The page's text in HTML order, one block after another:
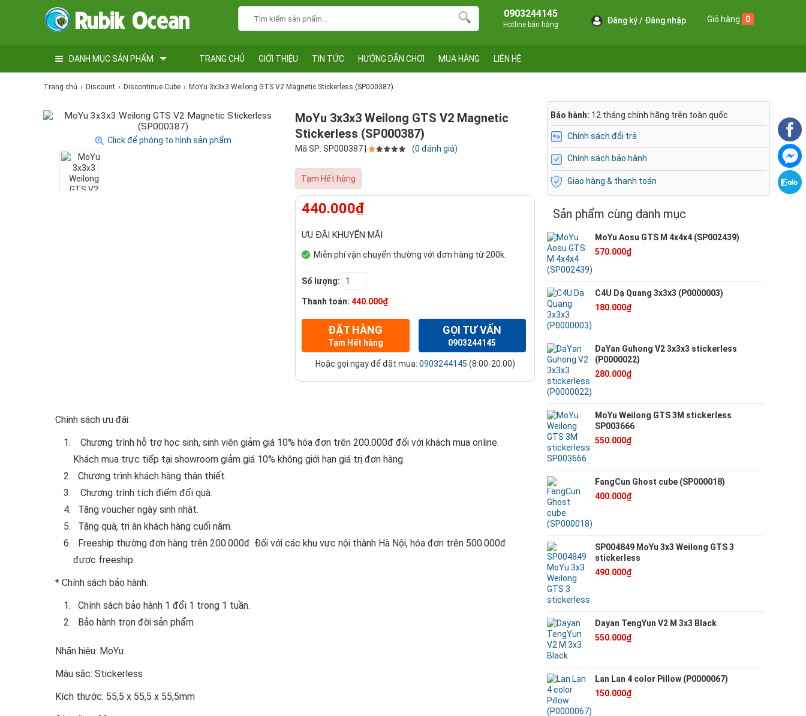
0903244145
Hotline bán hàng Đăng ký Đăng nhập Giỏ hàng 0
DANH MỤC SẢN PHẨM TRANG CHỦ GIỚI THIỆU TIN TỨC HƯỚNG DẪN CHƠI MUA HÀNG LIÊN HỆ
Trang chủ Discount Discontinue Cube MoYu 3x3x3 Weilong GTS V2 Magnetic Stickerless (SP000387)
Click để phóng to hình sản phẩm
MoYu 3x3x3 Weilong GTS V2 Magnetic
Stickerless (SP000387)
Mã SP: SP000387 | (0 đánh giá)
Tạm Hết hàng
440.000₫
ƯU ĐÃI KHUYẾN MÃI
Miễn phí vận chuyển thường với đơn hàng từ 200k.
Số lượng:
Thanh toán: 440.000₫
ĐẶT HÀNG
Tạm Hết hàng
GỌI TƯ VẤN
0903244145
Hoặc gọi ngay để đặt mua: 0903244145 (8:00-20:00)
Chính sách ưu đãi:
Chương trình hỗ trợ học sinh, sinh viên giảm giá 10% hóa đơn trên 200.000đ đối với khách mua online.
Khách mua trực tiếp tại showroom giảm giá 10% không giới hạn giá trị đơn hàng.
Chương trình khách hàng thân thiết.
Chương trình tích điểm đổi quà.
Tặng voucher ngày sinh nhật.
Tặng quà, tri ân khách hàng cuối năm.
Freeship thường đơn hàng trên 200.000đ. Đối với các khu vực nội thành Hà Nội, hóa đơn trên 500.000đ
được freeship.
* Chính sách bảo hành:
Chính sách bảo hành 1 đổi 1 trong 1 tuần.
Bảo hành trọn đời sản phẩm
Nhãn hiệu: MoYu
Màu sắc: Stickerless
Kích thước: 55,5 x 55,5 x 55,5mm
Bảo hành: 12 tháng chính hãng trên toàn quốc
Chính sách đổi trả
Chính sách bảo hành
Giao hàng & thanh toán
Sản phẩm cùng danh mục
MoYu Aosu GTS M 4x4x4 (SP002439)
570.000₫
C4U Dạ Quang 3x3x3 (P0000003)
180.000₫
DaYan Guhong V2 3x3x3 stickerless
(P0000022)
280.000₫
MoYu Weilong GTS 3M stickerless
SP003666
550.000₫
FangCun Ghost cube (SP000018)
400.000₫
SP004849 MoYu 3x3 Weilong GTS 3
stickerless
490.000₫
Dayan TengYun V2 M 3x3 Black
550.000₫
Lan Lan 4 color Pillow (P0000067)
150.000₫